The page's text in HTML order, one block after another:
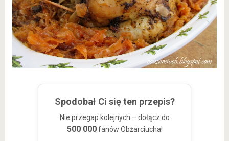
Spodobał Ci się ten przepis?
Nie przegap kolejnych – dołącz do
500 000fanów Obżarciucha!